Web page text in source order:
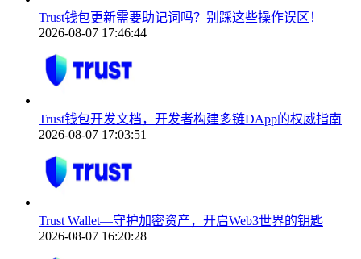
Trust钱包更新需要助记词吗？别踩这些操作误区！
2026-08-07 17:46:44
Trust钱包开发文档，开发者构建多链DApp的权威指南
2026-08-07 17:03:51
Trust Wallet—守护加密资产，开启Web3世界的钥匙
2026-08-07 16:20:28